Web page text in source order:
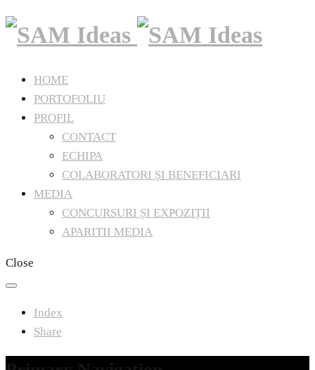
HOME
PORTOFOLIU
PROFIL
CONTACT
ECHIPA
COLABORATORI ȘI BENEFICIARI
MEDIA
CONCURSURI ȘI EXPOZIȚII
APARITII MEDIA
Close
Index
Share